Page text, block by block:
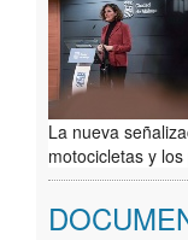
La nueva
motocicletas y